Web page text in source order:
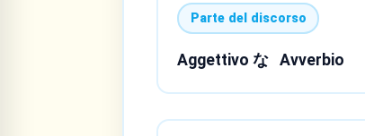
Parte del discorso
Aggettivo な Avverbio